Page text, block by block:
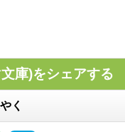
庫)をシェアする
く